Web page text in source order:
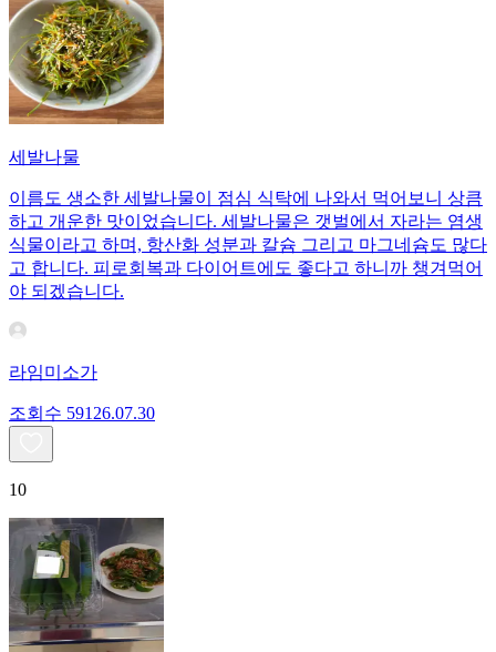
세발나물
이름도 생소한 세발나물이 점심 식탁에 나와서 먹어보니 상큼
하고 개운한 맛이었습니다. 세발나물은 갯벌에서 자라는 염생
식물이라고 하며, 항산화 성분과 칼슘 그리고 마그네슘도 많다
고 합니다. 피로회복과 다이어트에도 좋다고 하니까 챙겨먹어
야 되겠습니다.
라임미소가
조회수 591 26.07.30
10